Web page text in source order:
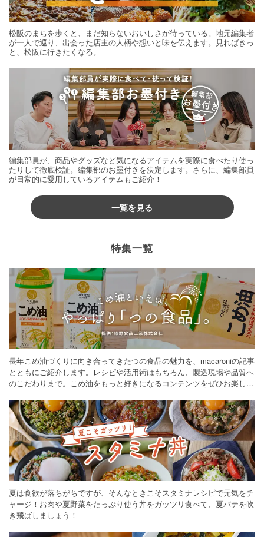
松阪のまちを歩くと、まだ知らないおいしさが待っている。地元編集者
が一人で巡り、出会った店主の人柄や想いと味を伝えます。見ればきっ
と、松阪に行きたくなる。
編集部員が、商品やグッズなど気になるアイテムを実際に食べたり使っ
たりして徹底検証。編集部のお墨付きを決定します。さらに、編集部員
が日常的に愛用しているアイテムもご紹介！
一覧を見る
特集一覧
長年こめ油づくりに向き合ってきたつの食品の魅力を、macaroniの記事
とともにご紹介します。レシピや活用術はもちろん、製造現場や品質へ
のこだわりまで。こめ油をもっと好きになるコンテンツをぜひお楽しみ
夏は食欲が落ちがちですが、そんなときこそスタミナレシピで元気をチ
ャージ！お肉や夏野菜をたっぷり使う丼をガッツリ食べて、夏バテを吹
き飛ばしましょう！